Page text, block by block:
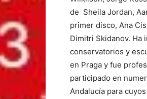
de Sheila Jordan,
primer disco, Ana
Dimitri Skidanov. Ha
conservatorios y
en Praga y fue
participado en
Andalucía para